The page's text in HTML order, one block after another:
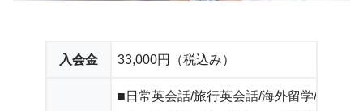
入会金 33,000円（税込み）
■日常英会話/旅行英会話/海外留学/海外生